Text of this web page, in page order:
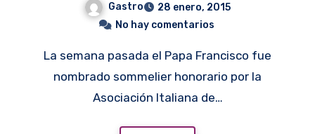
Gastro
28 enero, 2015
No hay comentarios
La semana pasada el Papa Francisco fue
nombrado sommelier honorario por la
Asociación Italiana de…